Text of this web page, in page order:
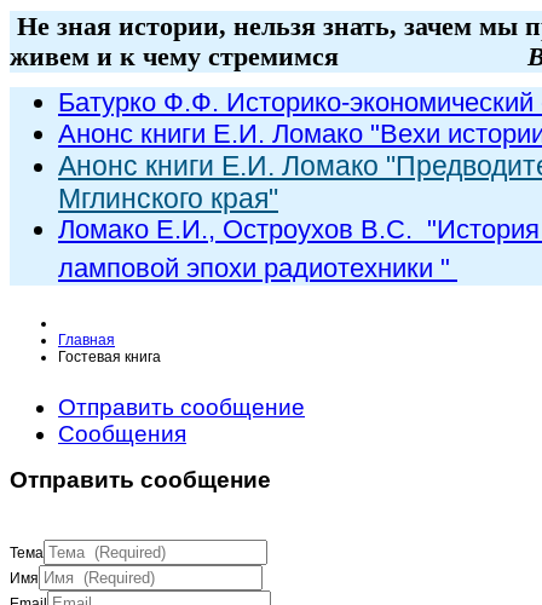
Не зная истории, нельзя знать, зачем мы
живем и к чему стремимся
Батурко Ф.Ф. Историко-экономический
Анонс книги Е.И. Ломако "Вехи
Анонс книги Е.И. Ломако
Мглинского края"
Ломако Е.И., Остроухов В.С. "
ламповой эпохи радиотехники "
Главная
Гостевая книга
Отправить сообщение
Сообщения
Отправить сообщение
Тема
Имя